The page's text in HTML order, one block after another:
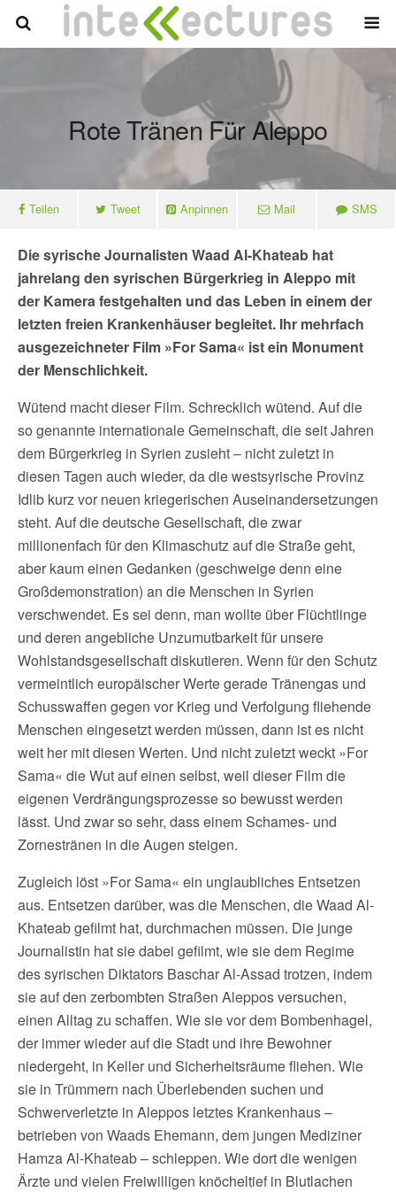
Rote Tränen Für Aleppo
Teilen Tweet Anpinnen Mail SMS
Die syrische Journalisten Waad Al-Khateab hat
jahrelang den syrischen Bürgerkrieg in Aleppo mit
der Kamera festgehalten und das Leben in einem der
letzten freien Krankenhäuser begleitet. Ihr mehrfach
ausgezeichneter Film »For Sama« ist ein Monument
der Menschlichkeit.
Wütend macht dieser Film. Schrecklich wütend. Auf die
so genannte internationale Gemeinschaft, die seit Jahren
dem Bürgerkrieg in Syrien zusieht – nicht zuletzt in
diesen Tagen auch wieder, da die westsyrische Provinz
Idlib kurz vor neuen kriegerischen Auseinandersetzungen
steht. Auf die deutsche Gesellschaft, die zwar
millionenfach für den Klimaschutz auf die Straße geht,
aber kaum einen Gedanken (geschweige denn eine
Großdemonstration) an die Menschen in Syrien
verschwendet. Es sei denn, man wollte über Flüchtlinge
und deren angebliche Unzumutbarkeit für unsere
Wohlstandsgesellschaft diskutieren. Wenn für den Schutz
vermeintlich europäischer Werte gerade Tränengas und
Schusswaffen gegen vor Krieg und Verfolgung fliehende
Menschen eingesetzt werden müssen, dann ist es nicht
weit her mit diesen Werten. Und nicht zuletzt weckt »For
Sama« die Wut auf einen selbst, weil dieser Film die
eigenen Verdrängungsprozesse so bewusst werden
lässt. Und zwar so sehr, dass einem Schames- und
Zornestränen in die Augen steigen.
Zugleich löst »For Sama« ein unglaubliches Entsetzen
aus. Entsetzen darüber, was die Menschen, die Waad Al-
Khateab gefilmt hat, durchmachen müssen. Die junge
Journalistin hat sie dabei gefilmt, wie sie dem Regime
des syrischen Diktators Baschar Al-Assad trotzen, indem
sie auf den zerbombten Straßen Aleppos versuchen,
einen Alltag zu schaffen. Wie sie vor dem Bombenhagel,
der immer wieder auf die Stadt und ihre Bewohner
niedergeht, in Keller und Sicherheitsräume fliehen. Wie
sie in Trümmern nach Überlebenden suchen und
Schwerverletzte in Aleppos letztes Krankenhaus –
betrieben von Waads Ehemann, dem jungen Mediziner
Hamza Al-Khateab – schleppen. Wie dort die wenigen
Ärzte und vielen Freiwilligen knöcheltief in Blutlachen